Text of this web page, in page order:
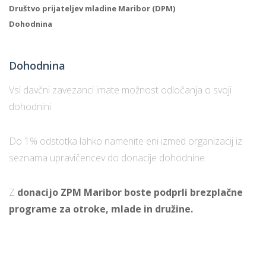
Društvo prijateljev mladine Maribor (DPM)
Dohodnina
Dohodnina
Vsi davčni zavezanci imate možnost odločanja o svoji
dohodnini.
Do 1% odstotka lahko namenite eni izmed organizacij iz
seznama upravičencev do donacije dohodnine.
Z donacijo ZPM Maribor boste podprli brezplačne
programe za otroke, mlade in družine.